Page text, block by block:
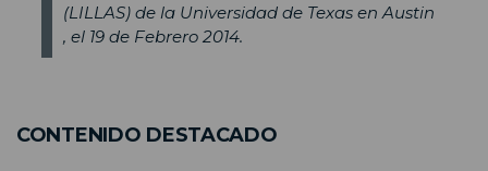
(LILLAS) de la Universidad de Texas en Austin
, el 19 de Febrero 2014.
CONTENIDO DESTACADO